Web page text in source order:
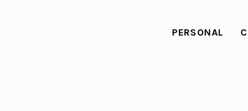
PERSONAL